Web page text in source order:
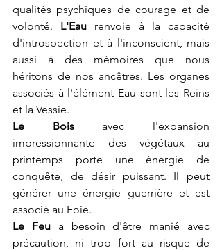
qualités psychiques de courage et de
volonté. L'Eau renvoie à la capacité
d'introspection et à l'inconscient, mais
aussi à des mémoires que nous
héritons de nos ancêtres. Les organes
associés à l'élément Eau sont les Reins
et la Vessie.
Le Bois avec l'expansion
impressionnante des végétaux au
printemps porte une énergie de
conquête, de désir puissant. Il peut
générer une énergie guerrière et est
associé au Foie.
Le Feu a besoin d'être manié avec
précaution, ni trop fort au risque de